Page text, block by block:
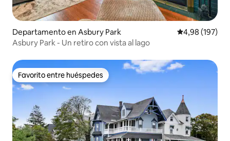
Departamento en Asbury Park Calificación
4,98 (197)
Asbury Park - Un retiro con vista al lago
Favorito entre huéspedes
Favorito entre huéspedes